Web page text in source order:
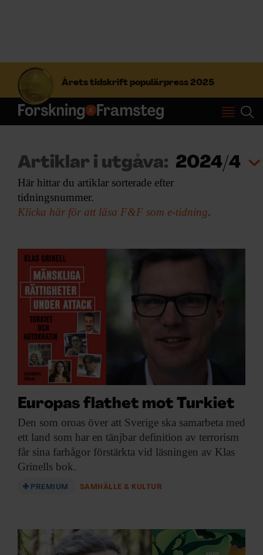
Årets tidskrift populärpress 2025
S
f
t
:
Prenumerera
NYHETSBREV
ARKIV & E-TIDNING
LYSSNA/PODD
EVENEMANG & RESOR
SHOP
KONTAKTA F&F
SKRIV I F&F
PRENUMERERA PÅ F&F
ANNONSERA I F&F
Artiklar i utgåva: 2024/4
Här hittar du artiklar sorterade efter
tidningsnummer.
Klicka här för att läsa F&F som e-tidning.
Europas flathet mot Turkiet
Den som oroas över att Sverige ska samarbeta med
ett land som har en tänjbar definition av terrorism
får sina farhågor förstärkta vid läsningen av Klas
Grinells bok.
PREMIUM SAMHÄLLE & KULTUR